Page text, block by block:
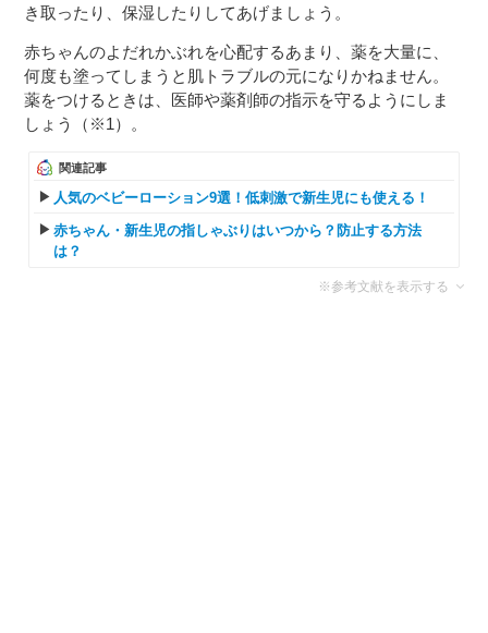
き取ったり、保湿したりしてあげましょう。
赤ちゃんのよだれかぶれを心配するあまり、薬を大量に、
何度も塗ってしまうと肌トラブルの元になりかねません。
薬をつけるときは、医師や薬剤師の指示を守るようにしま
しょう（※1）。
関連記事
人気のベビーローション9選！低刺激で新生児にも使える！
赤ちゃん・新生児の指しゃぶりはいつから？防止する方法
は？
※参考文献を表示する